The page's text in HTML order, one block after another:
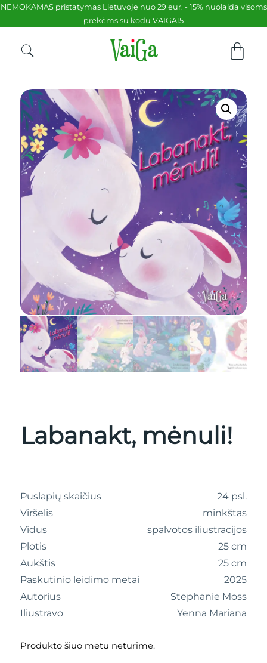
NEMOKAMAS pristatymas Lietuvoje nuo 29 eur. - 15% nuolaida visoms
prekėms su kodu VAIGA15
Labanakt, mėnuli!
Puslapių skaičius
24 psl.
Viršelis
minkštas
Vidus
spalvotos iliustracijos
Plotis
25 cm
Aukštis
25 cm
Paskutinio leidimo metai
2025
Autorius
Stephanie Moss
Iliustravo
Yenna Mariana
Produkto šiuo metu neturime.